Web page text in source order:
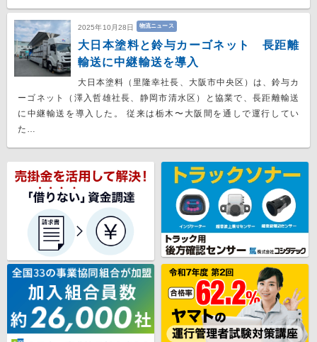
2025年10月28日 物流ニュース
大日本塗料と鈴与カーゴネット 長距離
輸送に中継輸送を導入
大日本塗料（里隆幸社長、大阪市中央区）は、鈴与カ
ーゴネット（澤入哲雄社長、静岡市清水区）と協業で、長距離輸送
に中継輸送を導入した。 従来は栃木〜大阪間を通しで運行してい
た…